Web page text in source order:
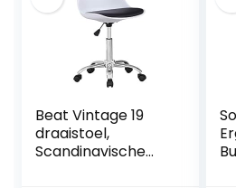
Beat Vintage 19
draaistoel,
Scandinavische